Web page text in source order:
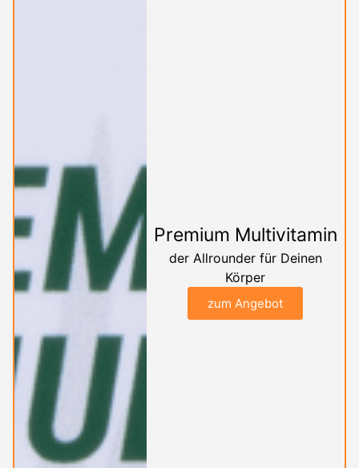
Premium Multivitamin
der Allrounder für Deinen
Körper
zum Angebot